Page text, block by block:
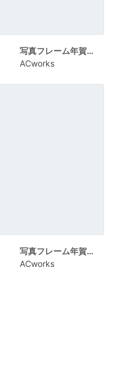
写真フレーム年賀状 ハートの風船
ACworks
写真フレーム年賀状 手描き風のフレーム
ACworks